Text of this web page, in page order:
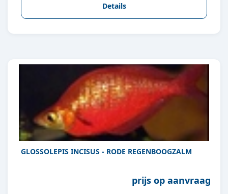
Details
GLOSSOLEPIS INCISUS - RODE REGENBOOGZALM
prijs op aanvraag